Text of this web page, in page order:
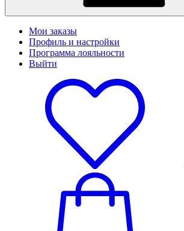
Мои заказы
Профиль и настройки
Программа лояльности
Выйти